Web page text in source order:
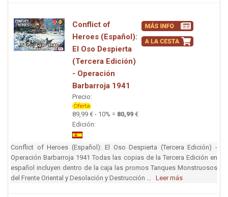
Conflict of
Heroes (Español):
El Oso Despierta
(Tercera Edición)
- Operación
Barbarroja 1941
Precio:
89,99 € - 10% = 80,99 €
Edición:
Conflict of Heroes (Español): El Oso Despierta (Tercera Edición) -
Operación Barbarroja 1941 Todas las copias de la Tercera Edición en
español incluyen dentro de la caja las promos Tanques Monstruosos
del Frente Oriental y Desolación y Destrucción ... Leer más